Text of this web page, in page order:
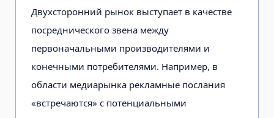
Двухсторонний рынок выступает в качестве
посреднического звена между
первоначальными производителями и
конечными потребителями. Например, в
области медиарынка рекламные послания
«встречаются» с потенциальными